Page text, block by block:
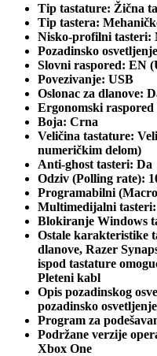
Tip tastature: Žična
Tip tastera:
Nisko-profilni tasteri:
Pozadinsko
Slovni raspored: EN
Povezivanje: USB
Oslonac za dlanove:
Ergonomski raspored
Boja: Crna
Veličina tastature:
numeričkim delom)
Anti-ghost tasteri: Da
Odziv (Polling rate):
Programabilni
Multimedijalni tasteri:
Blokiranje Windows
Ostale karakteristike
dlanove, Razer
ispod tastature
Pleteni kabl
Opis pozadinskog
pozadinsko osvetljenje
Program za
Podržane verzije
Xbox One